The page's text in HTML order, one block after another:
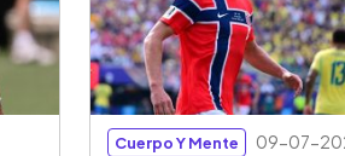
Cuerpo Y Mente 09-07-